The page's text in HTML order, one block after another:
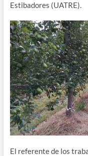
Estibadores (UATRE).
El referente de los